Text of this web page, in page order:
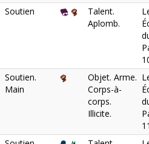
Soutien
Talent.
Aplomb.
Soutien.
Main
Objet. Arme.
Corps-à-
corps.
Illicite.